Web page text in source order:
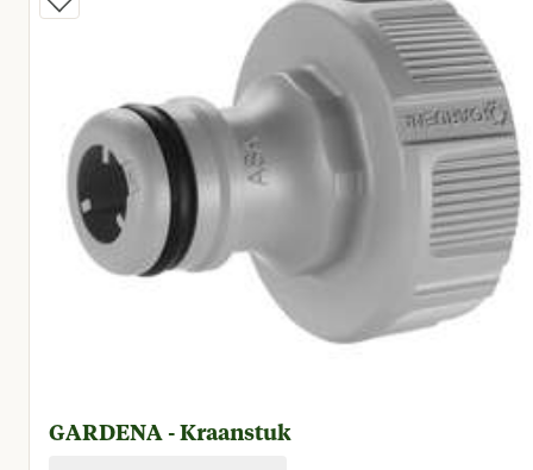
GARDENA - Kraanstuk